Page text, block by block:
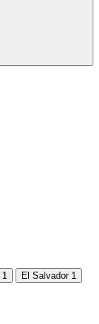
1 El Salvador 1